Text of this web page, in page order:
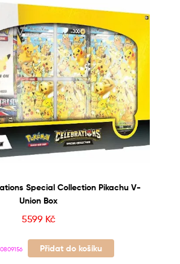
Special Collection Pikachu V-
Union Box
5599 Kč
Přidat do košíku